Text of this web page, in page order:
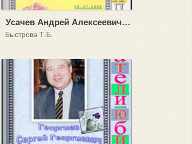
Усачев Андрей Алексеевич (05.07.1958)
Быстрова Т.Б.